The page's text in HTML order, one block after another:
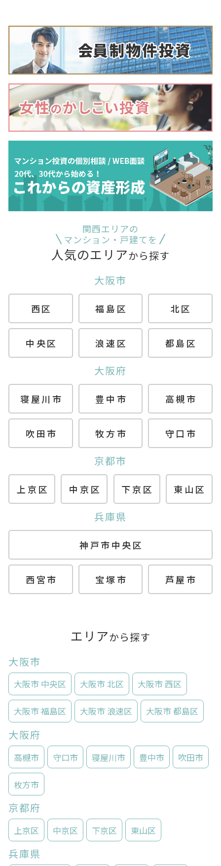
関西エリアの
マンション・戸建てを
人気のエリアから探す
大阪市
西区 福島区 北区
中央区 浪速区 都島区
大阪府
寝屋川市 豊中市 高槻市
吹田市 牧方市 守口市
京都市
上京区 中京区 下京区 東山区
兵庫県
神戸市中央区
西宮市 宝塚市 芦屋市
エリアから探す
大阪市
大阪市 中央区 大阪市 北区 大阪市 西区
大阪市 福島区 大阪市 浪速区 大阪市 都島区
大阪府
高槻市 守口市 寝屋川市 豊中市 吹田市
枚方市
京都府
上京区 中京区 下京区 東山区
兵庫県